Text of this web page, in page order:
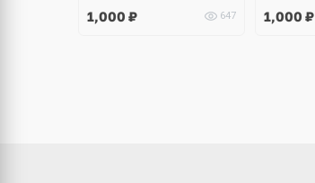
1,000 ₽ 647 1,000 ₽